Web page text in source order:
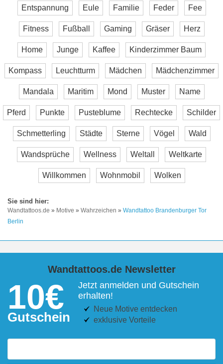
Entspannung Eule Familie Feder Fee
Fitness Fußball Gaming Gräser Herz
Home Junge Kaffee Kinderzimmer Baum
Kompass Leuchtturm Mädchen Mädchenzimmer
Mandala Maritim Mond Muster Name
Pferd Punkte Pusteblume Rechtecke Schilder
Schmetterling Städte Sterne Vögel Wald
Wandsprüche Wellness Weltall Weltkarte
Willkommen Wohnmobil Wolken
Wandtattoos.de » Motive » Wahrzeichen » Wandtattoo Brandenburger Tor
Berlin
Wandtattoos.de Newsletter
10€
Gutschein
Jetzt anmelden und Gutschein
erhalten!
Neue Motive entdecken
exklusive Vorteile